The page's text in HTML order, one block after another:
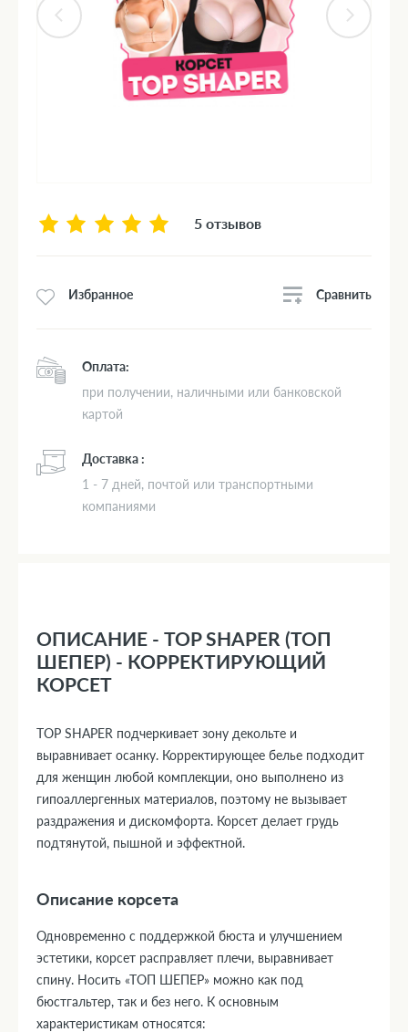
5 отзывов
Избранное Сравнить
Оплата:
при получении, наличными или банковской
картой
Доставка :
1 - 7 дней, почтой или транспортными
компаниями
ОПИСАНИЕ - TOP SHAPER (ТОП
ШЕПЕР) - КОРРЕКТИРУЮЩИЙ
КОРСЕТ
TOP SHAPER подчеркивает зону декольте и
выравнивает осанку. Корректирующее белье подходит
для женщин любой комплекции, оно выполнено из
гипоаллергенных материалов, поэтому не вызывает
раздражения и дискомфорта. Корсет делает грудь
подтянутой, пышной и эффектной.
Описание корсета
Одновременно с поддержкой бюста и улучшением
эстетики, корсет расправляет плечи, выравнивает
спину. Носить «ТОП ШЕПЕР» можно как под
бюстгальтер, так и без него. К основным
характеристикам относятся: